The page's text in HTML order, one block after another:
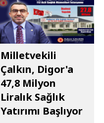
Milletvekili
Çalkın, Digor'a
47,8 Milyon
Liralık Sağlık
Yatırımı Başlıyor